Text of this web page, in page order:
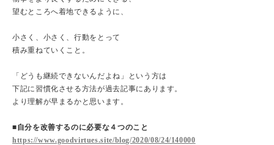
望むところへ着地できるように、
小さく、小さく、行動をとって
積み重ねていくこと。
「どうも継続できないんだよね」という方は
下記に習慣化させる方法が過去記事にあります。
より理解が早まるかと思います。
■自分を改善するのに必要な４つのこと
https://www.goodvirtues.site/blog/2020/08/24/140000